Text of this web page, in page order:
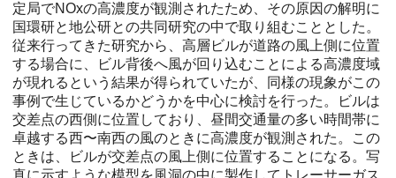
定局でNOxの高濃度が観測されたため、その原因の解明に
国環研と地公研との共同研究の中で取り組むこととした。
従来行ってきた研究から、高層ビルが道路の風上側に位置
する場合に、ビル背後へ風が回り込むことによる高濃度域
が現れるという結果が得られていたが、同様の現象がこの
事例で生じているかどうかを中心に検討を行った。ビルは
交差点の西側に位置しており、昼間交通量の多い時間帯に
卓越する西〜南西の風のときに高濃度が観測された。この
ときは、ビルが交差点の風上側に位置することになる。写
真に示すような模型を風洞の中に製作してトレーサーガス